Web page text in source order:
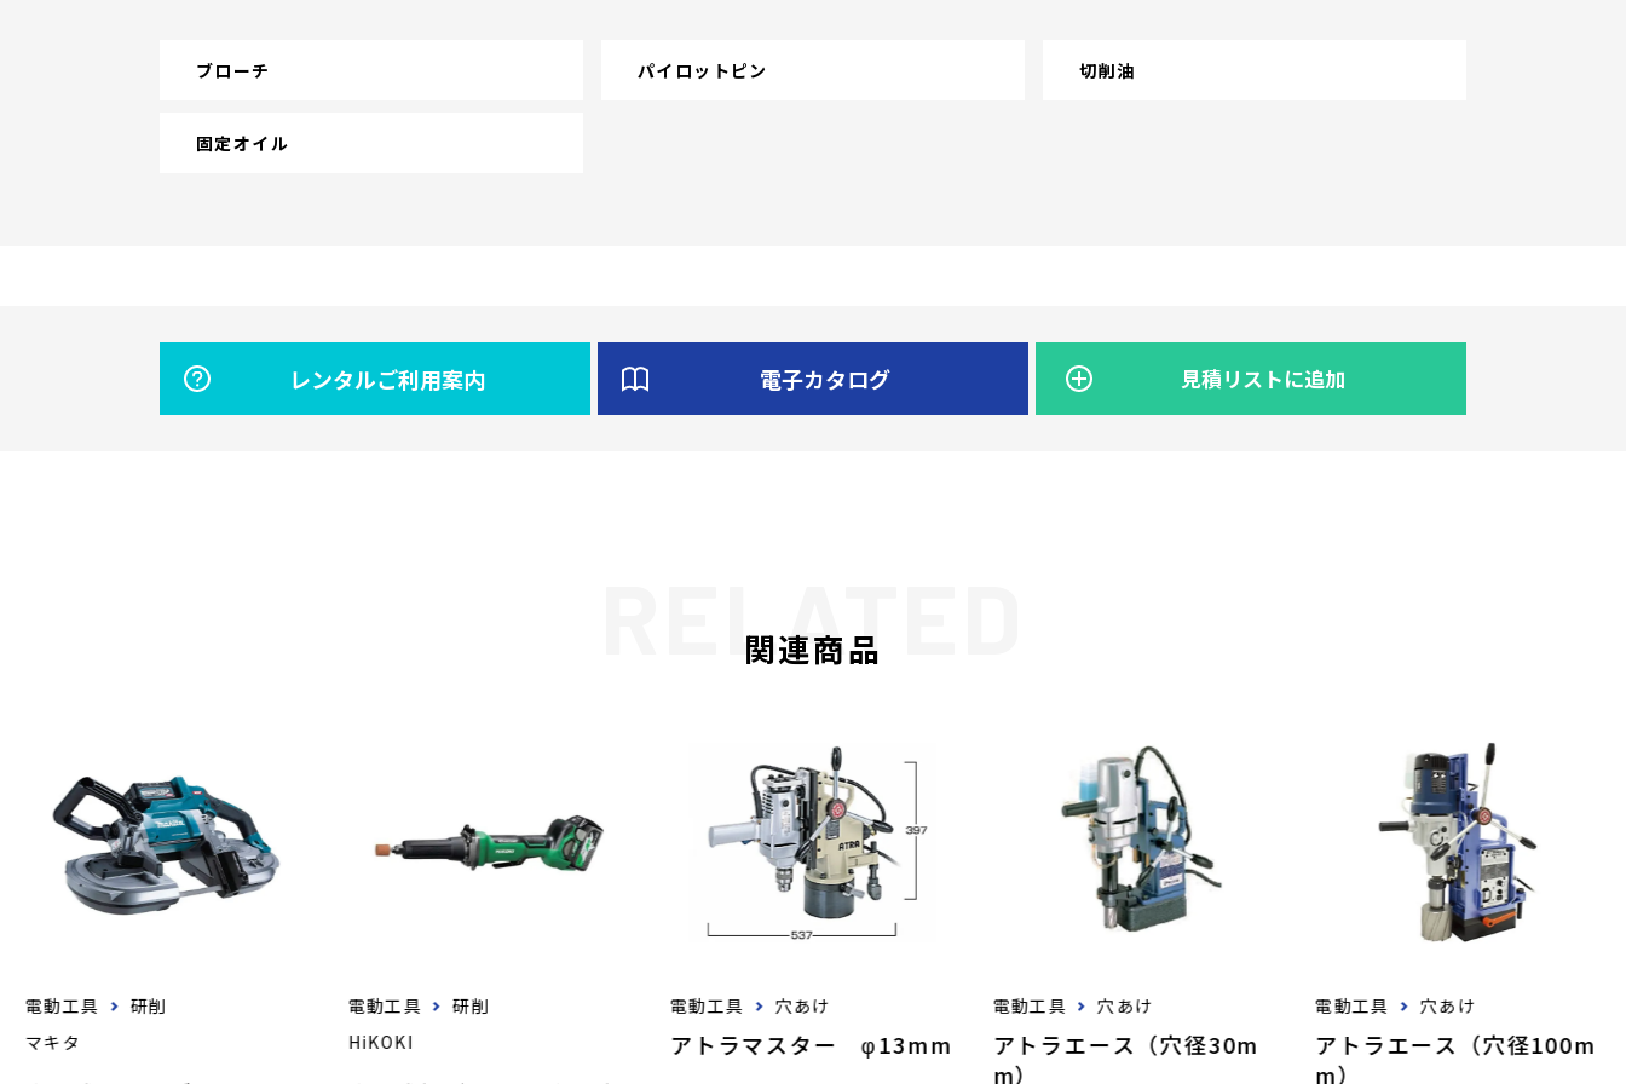
ブローチ パイロットピン 切削油
固定オイル
レンタルご利用案内 電子カタログ 見積リストに追加
関連商品
電動工具
研削
マキタ
電動工具
研削
HiKOKI
電動工具 穴あけ
アトラマスター φ13mm
電動工具 穴あけ
アトラエース（穴径30m
m）
電動工具 穴あけ
アトラエース（穴径100m
m）